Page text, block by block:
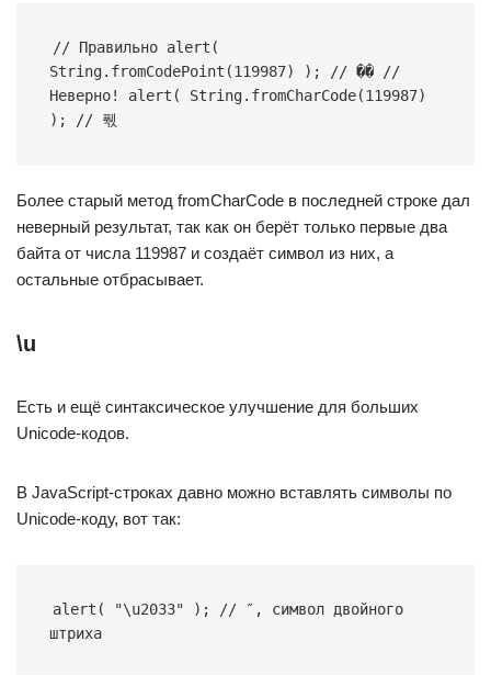
// Правильно alert(
String.fromCodePoint(119987) ); // �� //
Неверно! alert( String.fromCharCode(119987)
); // 풳
Более старый метод fromCharCode в последней строке дал
неверный результат, так как он берёт только первые два
байта от числа 119987 и создаёт символ из них, а
остальные отбрасывает.
\u
Есть и ещё синтаксическое улучшение для больших
Unicode-кодов.
В JavaScript-строках давно можно вставлять символы по
Unicode-коду, вот так:
alert( "\u2033" ); // ″, символ двойного
штриха